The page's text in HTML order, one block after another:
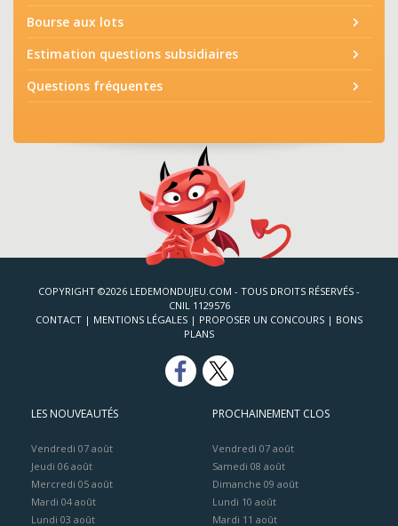
Bourse aux lots
Estimation questions subsidiaires
Questions fréquentes
COPYRIGHT ©2026 LEDEMONDUJEU.COM - TOUS DROITS RÉSERVÉS -
CNIL 1129576
CONTACT | MENTIONS LÉGALES | PROPOSER UN CONCOURS | BONS
PLANS
LES NOUVEAUTÉS
Vendredi 07 août
Jeudi 06 août
Mercredi 05 août
Mardi 04 août
Lundi 03 août
PROCHAINEMENT CLOS
Vendredi 07 août
Samedi 08 août
Dimanche 09 août
Lundi 10 août
Mardi 11 août